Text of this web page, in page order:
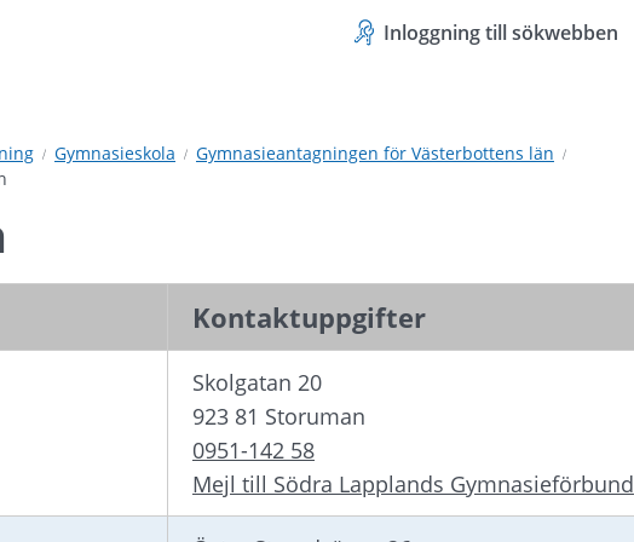
Inloggning till sökwebben
Gymnasieskola
Gymnasieantagningen för Västerbottens län
Kontaktuppgifter
Skolgatan 20
923 81 Storuman
0951-142 58
Mejl till Södra Lapplands Gymnasieförbund